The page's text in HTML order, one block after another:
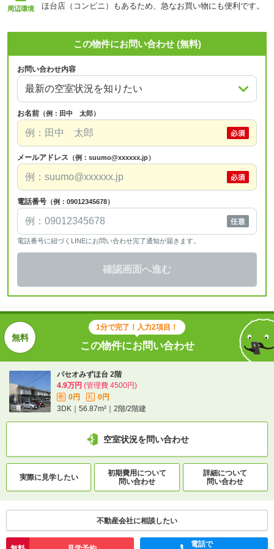
周辺環境 ほ台店（コンビニ）もあるため、急なお買い物にも便利です。
この物件にお問い合わせ (無料)
お問い合わせ内容
お名前 （例：田中 太郎）
メールアドレス （例：suumo@xxxxxx.jp）
電話番号 （例：09012345678）
電話番号に紐づくLINEにお問い合わせ完了通知が届きます。
確認画面へ進む
1分で完了！入力2項目！
この物件にお問い合わせ
パセオみずほ台 2階
4.9万円 (管理費 4500円)
敷 0円 礼
0円
3DK｜56.87m²｜2階/2階建
空室状況を問い合わせ
実際に見学したい
初期費用について
問い合わせ
詳細について
問い合わせ
不動産会社に相談したい
電話で